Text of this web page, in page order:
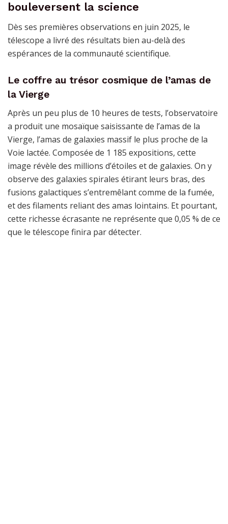
bouleversent la science
Dès ses premières observations en juin 2025, le
télescope a livré des résultats bien au-delà des
espérances de la communauté scientifique.
Le coffre au trésor cosmique de l’amas de
la Vierge
Après un peu plus de 10 heures de tests, l’observatoire
a produit une mosaïque saisissante de l’amas de la
Vierge, l’amas de galaxies massif le plus proche de la
Voie lactée. Composée de 1 185 expositions, cette
image révèle des millions d’étoiles et de galaxies. On y
observe des galaxies spirales étirant leurs bras, des
fusions galactiques s’entremêlant comme de la fumée,
et des filaments reliant des amas lointains. Et pourtant,
cette richesse écrasante ne représente que 0,05 % de ce
que le télescope finira par détecter.